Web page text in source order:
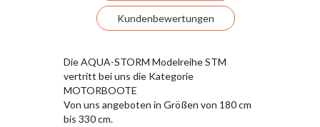
Kundenbewertungen
Die AQUA-STORM Modelreihe STM
vertritt bei uns die Kategorie
MOTORBOOTE
Von uns angeboten in Größen von 180 cm
bis 330 cm.